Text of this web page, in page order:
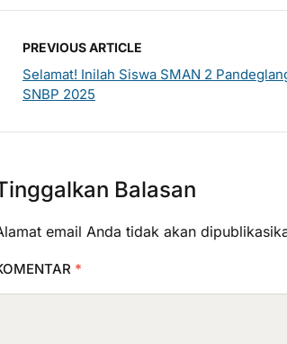
PREVIOUS ARTICLE
Selamat! Inilah Siswa SMAN 2
SNBP 2025
Balasan
email Anda tidak akan
*